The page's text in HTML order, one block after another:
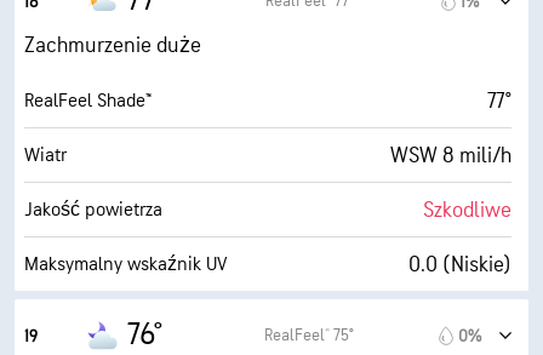
Porywy wiatru
Wilgotność 61%
Punkt rosy 66° F
AccuLumen Brightness Index™ 1 (Ciemne)
Zachmurzenie 91%
Zachmurzenie duże
RealFeel Shade™ 77°
Wiatr WSW 8 mili/h
Jakość powietrza Szkodliwe
Maksymalny wskaźnik UV 0.0 (Niskie)
Porywy wiatru
19 76° RealFeel® 75° 0%